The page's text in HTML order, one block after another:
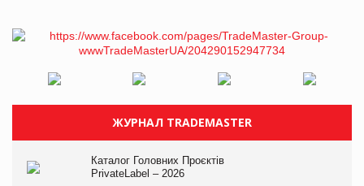
ЖУРНАЛ TRADEMASTER
Каталог Головних Проєктів
PrivateLabel – 2026